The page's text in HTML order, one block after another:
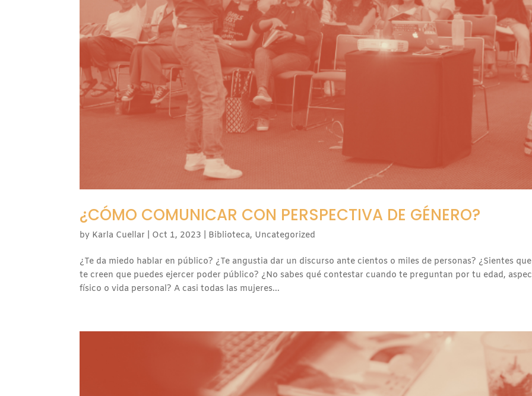
¿CÓMO COMUNICAR CON PERSPECTIVA DE GÉNERO?
by Karla Cuellar Oct 1, 2023 Biblioteca, Uncategorized
¿Te da miedo hablar en público? ¿Te angustia dar un discurso ante cientos o miles de personas? ¿Sientes
te creen que puedes ejercer poder público? ¿No sabes qué contestar cuando te preguntan por tu edad,
físico o vida personal? A casi todas las mujeres...